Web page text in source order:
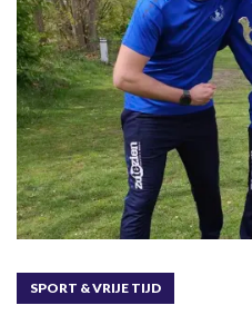
SPORT & VRIJE TIJD